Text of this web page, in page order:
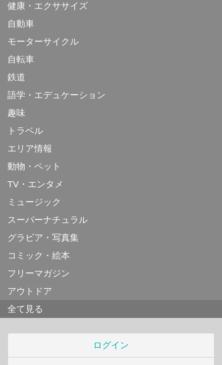
健康・エクササイズ
自動車
モーターサイクル
自転車
鉄道
語学・エデュケーション
趣味
トラベル
エリア情報
動物・ペット
TV・エンタメ
ミュージック
スーパーナチュラル
グラビア・写真集
コミック・絵本
フリーマガジン
アウトドア
全て見る
ログイン